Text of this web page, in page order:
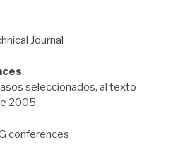
Journal
seleccionados, al texto
2005
conferences